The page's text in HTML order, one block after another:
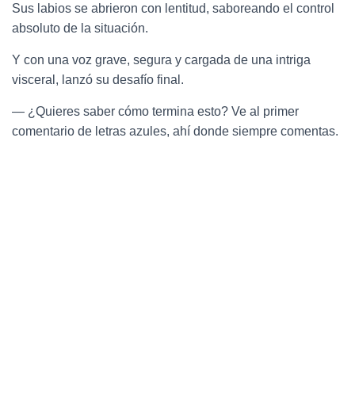
Sus labios se abrieron con lentitud, saboreando el control
absoluto de la situación.
Y con una voz grave, segura y cargada de una intriga
visceral, lanzó su desafío final.
— ¿Quieres saber cómo termina esto? Ve al primer
comentario de letras azules, ahí donde siempre comentas.